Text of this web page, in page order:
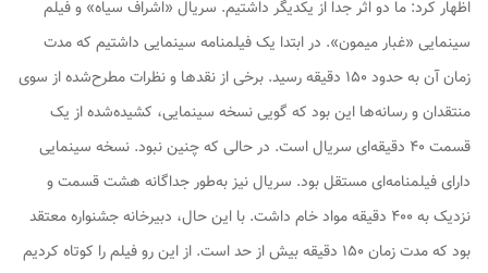
اظهار کرد: ما دو اثر جدا از یکدیگر داشتیم. سریال «اشراف سیاه» و فیلم
سینمایی «غبار میمون». در ابتدا یک فیلمنامه سینمایی داشتیم که مدت
زمان آن به حدود ۱۵۰ دقیقه رسید. برخی از نقدها و نظرات مطرح‌شده از سوی
منتقدان و رسانه‌ها این بود که گویی نسخه سینمایی، کشیده‌شده از یک
قسمت ۴۰ دقیقه‌ای سریال است. در حالی که چنین نبود. نسخه سینمایی
دارای فیلمنامه‌ای مستقل بود. سریال نیز به‌طور جداگانه هشت قسمت و
نزدیک به ۴۰۰ دقیقه مواد خام داشت. با این حال، دبیرخانه جشنواره معتقد
بود که مدت زمان ۱۵۰ دقیقه بیش از حد است. از این رو فیلم را کوتاه کردیم